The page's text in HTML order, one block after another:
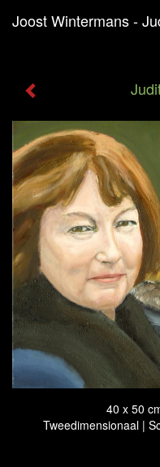
Joost Wintermans -
40 x 50
Tweedimensionaal |